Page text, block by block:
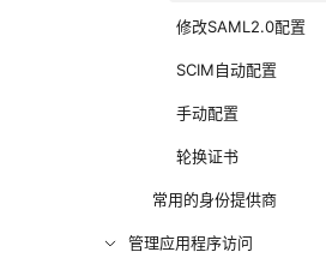
修改SAML2.0配置
SCIM自动配置
手动配置
轮换证书
常用的身份提供商
管理应用程序访问